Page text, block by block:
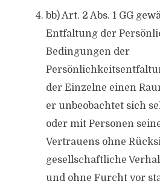
bb) Art. 2 Abs. 1 GG
Entfaltung der
Bedingungen der
der Einzelne einen
er unbeobachtet sich
oder mit Personen
Vertrauens ohne
gesellschaftliche
und ohne Furcht vor